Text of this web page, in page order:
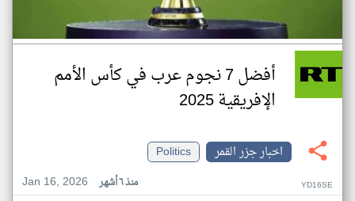
أفضل 7 نجوم عرب في كأس الأمم
الإفريقية 2025
اخبار جزر القمر
Politics
Jan 16, 2026
منذ ٦ أشهر YD16SE